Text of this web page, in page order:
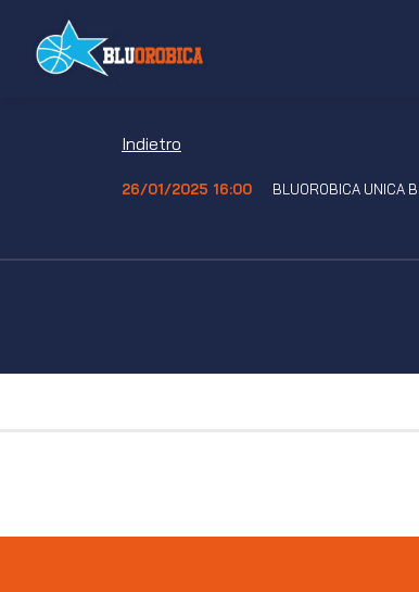
contenuti
Indietro
26/01/2025 16:00 BLUOROBICA UNICA